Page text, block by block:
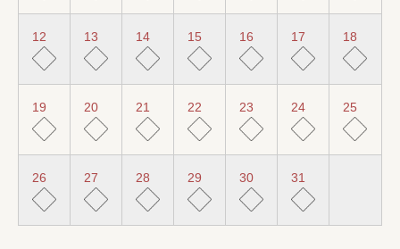
12 13 14 15 16 17 18
19 20 21 22 23 24 25
26 27 28 29 30 31